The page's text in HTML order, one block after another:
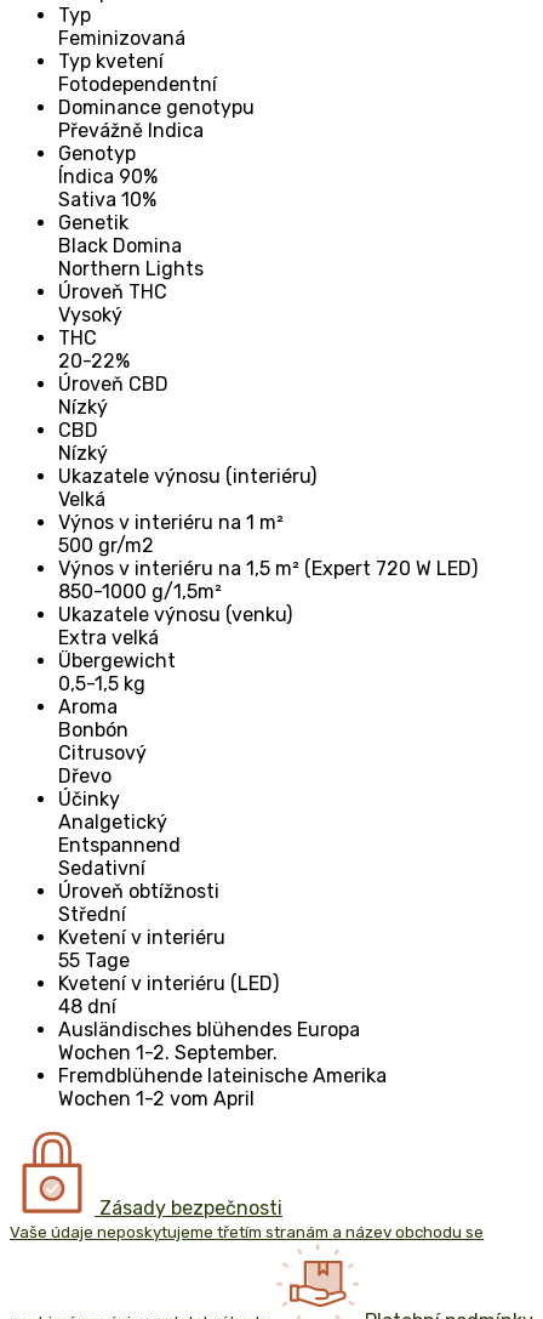
Typ
Feminizovaná
Typ kvetení
Fotodependentní
Dominance genotypu
Převážně Indica
Genotyp
Índica 90%
Sativa 10%
Genetik
Black Domina
Northern Lights
Úroveň THC
Vysoký
THC
20-22%
Úroveň CBD
Nízký
CBD
Nízký
Ukazatele výnosu (interiéru)
Velká
Výnos v interiéru na 1 m²
500 gr/m2
Výnos v interiéru na 1,5 m² (Expert 720 W LED)
850-1000 g/1,5m²
Ukazatele výnosu (venku)
Extra velká
Übergewicht
0,5-1,5 kg
Aroma
Bonbón
Citrusový
Dřevo
Účinky
Analgetický
Entspannend
Sedativní
Úroveň obtížnosti
Střední
Kvetení v interiéru
55 Tage
Kvetení v interiéru (LED)
48 dní
Ausländisches blühendes Europa
Wochen 1-2. September.
Fremdblühende lateinische Amerika
Wochen 1-2 vom April
Zásady bezpečnosti
Vaše údaje neposkytujeme třetím stranám a název obchodu se